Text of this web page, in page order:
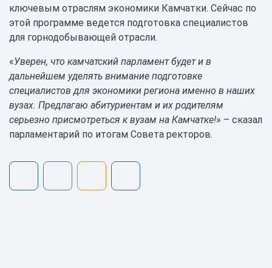
ключевым отраслям экономики Камчатки. Сейчас по
этой программе ведется подготовка специалистов
для горнодобывающей отрасли.
«Уверен, что камчатский парламент будет и в
дальнейшем уделять внимание подготовке
специалистов для экономики региона именно в наших
вузах. Предлагаю абитуриентам и их родителям
серьезно присмотреться к вузам на Камчатке!» – сказал
парламентарий по итогам Совета ректоров.